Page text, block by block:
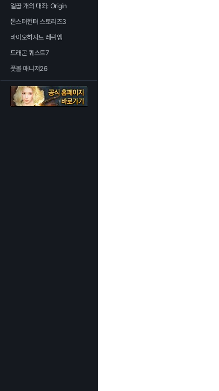
일곱 개의 대죄: Origin
몬스터헌터 스토리즈3
바이오하자드 레퀴엠
드래곤 퀘스트7
풋볼 매니저26